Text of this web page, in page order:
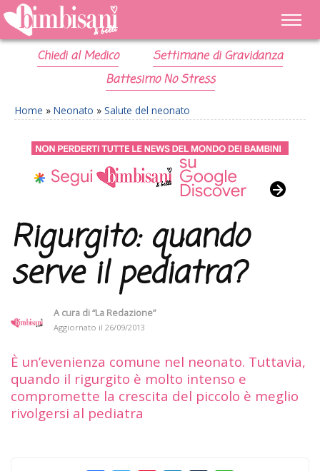
Chiedi al Medico
Settimane di Gravidanza
Battesimo No Stress
Home » Neonato » Salute del neonato
Rigurgito: quando
serve il pediatra?
A cura di“La Redazione”
Aggiornato il 26/09/2013
È un’evenienza comune nel neonato. Tuttavia,
quando il rigurgito è molto intenso e
compromette la crescita del piccolo è meglio
rivolgersi al pediatra